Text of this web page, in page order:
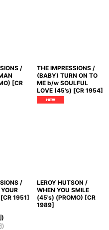
/
[CR
THE IMPRESSIONS /
(BABY) TURN ON TO
ME b/w SOULFUL
LOVE (45's) [CR 1954]
/
[CR 1951]
)
)
LEROY HUTSON /
WHEN YOU SMILE
(45's) (PROMO) [CR
1989]